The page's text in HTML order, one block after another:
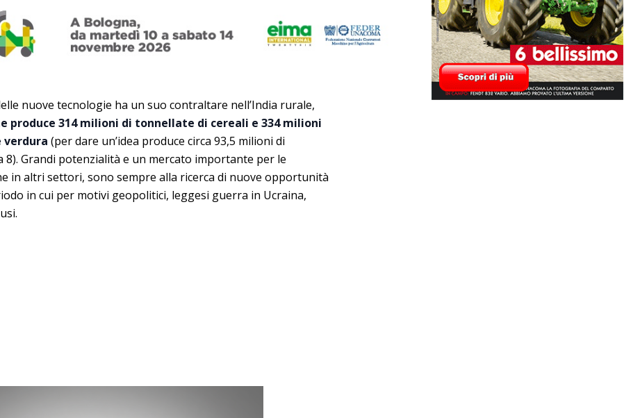
nuove tecnologie ha un suo contraltare nell’India rurale,
produce 314 milioni di tonnellate di cereali e 334 milioni
(per dare un’idea produce circa 93,5 milioni di
8). Grandi potenzialità e un mercato importante per le
in altri settori, sono sempre alla ricerca di nuove opportunità
in cui per motivi geopolitici, leggesi guerra in Ucraina,